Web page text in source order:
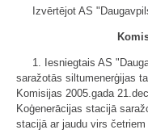
Izvērtējot AS
1. Iesniegtais AS
saražotās siltumenerģijas
Komisijas 2005.gada
Koģenerācijas stacijā
stacijā ar jaudu virs